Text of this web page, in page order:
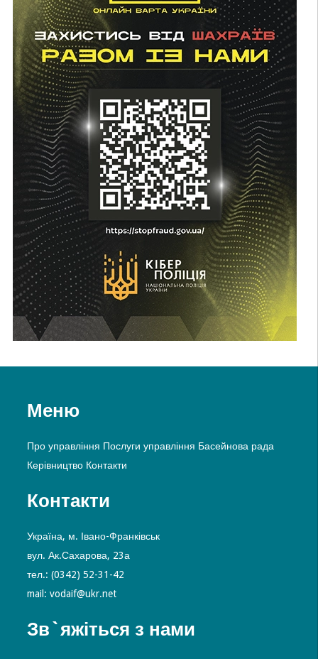
Меню
Про управління Послуги управління Басейнова рада
Керівництво Контакти
Контакти
Україна, м. Івано-Франківськ
вул. Ак.Сахарова, 23а
тел.: (0342) 52-31-42
mail: vodaif@ukr.net
Зв`яжіться з нами